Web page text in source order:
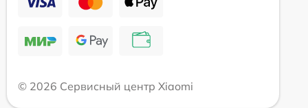
© 2026 Сервисный центр Xiaomi